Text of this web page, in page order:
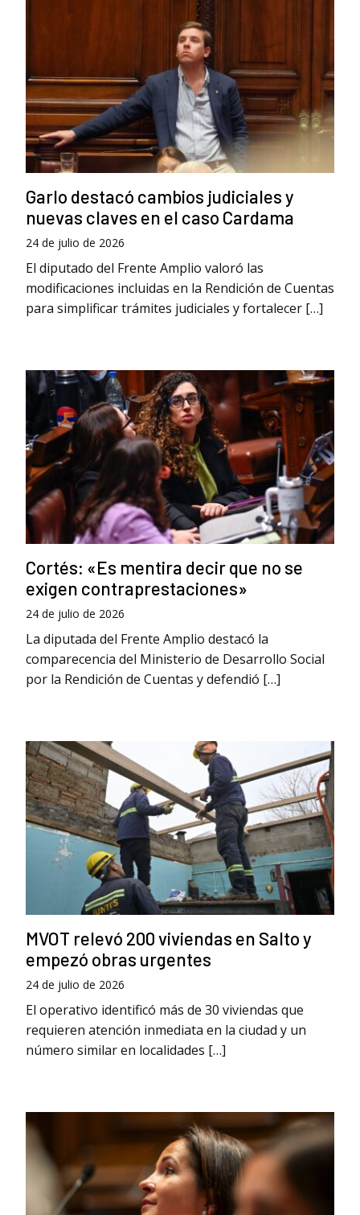
Garlo destacó cambios judiciales y
nuevas claves en el caso Cardama
24 de julio de 2026
El diputado del Frente Amplio valoró las
modificaciones incluidas en la Rendición de Cuentas
para simplificar trámites judiciales y fortalecer […]
Cortés: «Es mentira decir que no se
exigen contraprestaciones»
24 de julio de 2026
La diputada del Frente Amplio destacó la
comparecencia del Ministerio de Desarrollo Social
por la Rendición de Cuentas y defendió […]
MVOT relevó 200 viviendas en Salto y
empezó obras urgentes
24 de julio de 2026
El operativo identificó más de 30 viviendas que
requieren atención inmediata en la ciudad y un
número similar en localidades […]